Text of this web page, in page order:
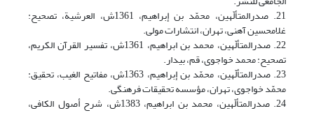
21. صدرالمتألّهین، محمّد بن إبراهیم، 1361ش، العرشیة، تصحیح:
غلامحسین آهنی، تهران، انتشارات مولی.
22. صدرالمتألّهین، محمد بن ابراهیم‏، 1361ش، تفسیر القرآن الکریم،
تصحیح: محمد خواجوی، قم، بیدار.
23. صدرالمتألّهین، محمّد بن إبراهیم، 1363ش، مفاتیح الغیب، تحقیق:
محمّد خواجوی، تهران، مؤسسه تحقیقات فرهنگى.
24. صدر‌المتألّهین، محمد بن ابراهیم‏، 1383ش، شرح أصول الکافی،